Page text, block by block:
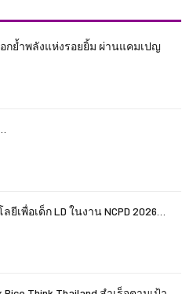
กย้ำพลังแห่งรอยยิ้ม ผ่านแคมเปญ
ยีเพื่อเด็ก LD ในงาน NCPD 2026…